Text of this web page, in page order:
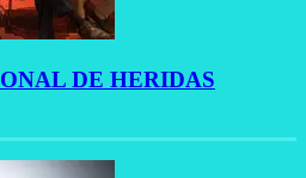
DE HERIDAS